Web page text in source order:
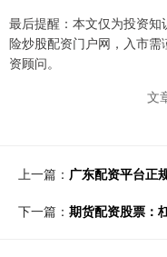
最后提醒：本文仅为投资
险炒股配资门户网，入市
资顾问。
文
上一篇： 广东配资平台正
下一篇： 期货配资股票：